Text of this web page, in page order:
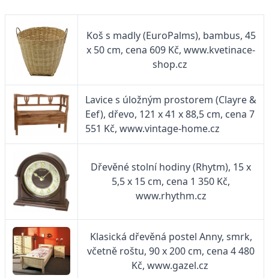
Koš s madly (EuroPalms), bambus, 45
x 50 cm, cena 609 Kč, www.kvetinace-
shop.cz
Lavice s úložným prostorem (Clayre &
Eef), dřevo, 121 x 41 x 88,5 cm, cena 7
551 Kč, www.vintage-home.cz
Dřevěné stolní hodiny (Rhytm), 15 x
5,5 x 15 cm, cena 1 350 Kč,
www.rhythm.cz
Klasická dřevěná postel Anny, smrk,
včetně roštu, 90 x 200 cm, cena 4 480
Kč, www.gazel.cz